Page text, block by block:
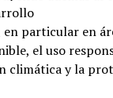
en particular en
el uso
climática y la